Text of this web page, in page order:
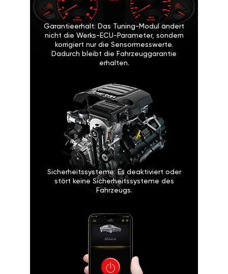
Garantieerhalt: Das Tuning-Modul ändert
nicht die Werks-ECU-Parameter, sondern
korrigiert nur die Sensormesswerte.
Dadurch bleibt die Fahrzeuggarantie
erhalten.
Sicherheitssysteme: Es deaktiviert oder
stört keine Sicherheitssysteme des
Fahrzeugs.